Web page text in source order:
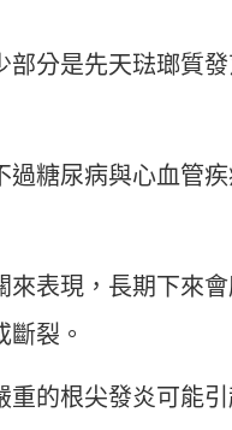
部分是先天琺瑯質
過糖尿病與心血管
來表現，長期下來
裂。
重的根尖發炎可能